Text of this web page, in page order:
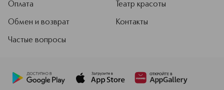
Оплата
Обмен и возврат
Частые вопросы
Театр красоты
Контакты